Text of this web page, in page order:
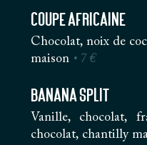
Coupe Africaine
Chocolat, noix de
maison • 7 €
Banana split
Vanille, chocolat,
chocolat, chantilly